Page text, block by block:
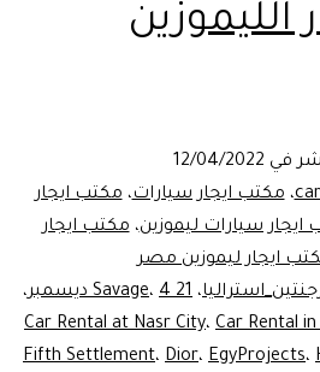
الليموزين
في 12/04/2022
،مكتب ايجار سيارات،مكتب ايجار
ايجار سيارات ليموزين،مكتب ايجار
ايجار ليموزين مصر
، 21 Savage ، 4 ديسمبر
،
Car Rental at Nasr City، Car Rental
Fifth Settlement، Dior، EgyProjects،